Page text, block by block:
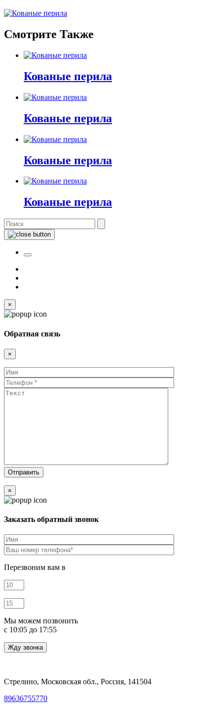
Смотрите Также
Кованые перила
Кованые перила
Кованые перила
Кованые перила
×
Обратная связь
×
×
Заказать обратный звонок
Перезвоним вам в
Мы можем позвонить
c 10:05 до 17:55
Стрелино, Московская обл., Россия, 141504
89636755770